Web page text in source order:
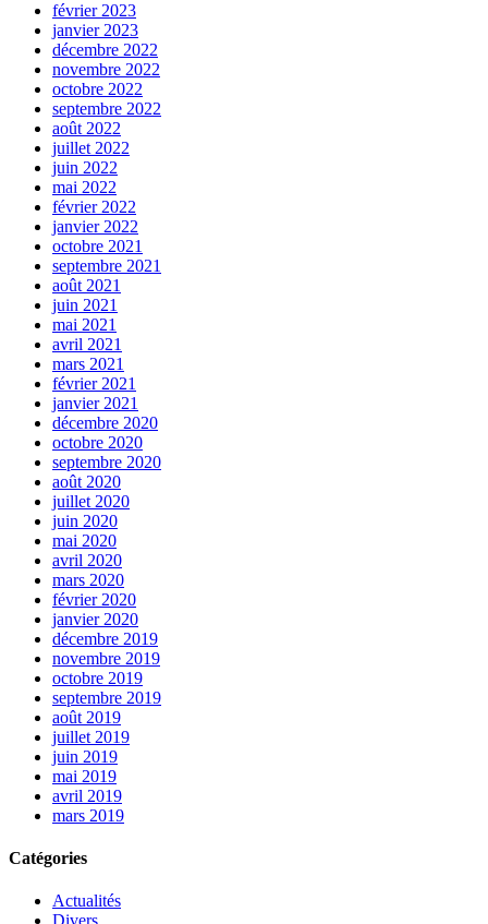
février 2023
janvier 2023
décembre 2022
novembre 2022
octobre 2022
septembre 2022
août 2022
juillet 2022
juin 2022
mai 2022
février 2022
janvier 2022
octobre 2021
septembre 2021
août 2021
juin 2021
mai 2021
avril 2021
mars 2021
février 2021
janvier 2021
décembre 2020
octobre 2020
septembre 2020
août 2020
juillet 2020
juin 2020
mai 2020
avril 2020
mars 2020
février 2020
janvier 2020
décembre 2019
novembre 2019
octobre 2019
septembre 2019
août 2019
juillet 2019
juin 2019
mai 2019
avril 2019
mars 2019
Catégories
Actualités